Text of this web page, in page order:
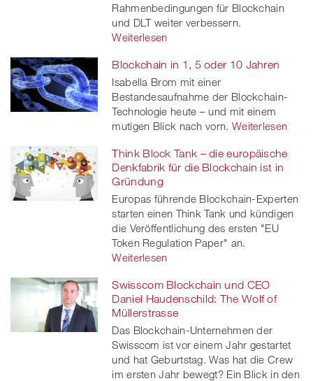
Rahmenbedingungen für Blockchain
und DLT weiter verbessern.
Weiterlesen
Blockchain in 1, 5 oder 10 Jahren
Isabella Brom mit einer
Bestandesaufnahme der Blockchain-
Technologie heute – und mit einem
mutigen Blick nach vorn. Weiterlesen
Think Block Tank – die europäische
Denkfabrik für die Blockchain ist in
Gründung
Europas führende Blockchain-Experten
starten einen Think Tank und kündigen
die Veröffentlichung des ersten "EU
Token Regulation Paper" an.
Weiterlesen
Swisscom Blockchain und CEO
Daniel Haudenschild: The Wolf of
Müllerstrasse
Das Blockchain-Unternehmen der
Swisscom ist vor einem Jahr gestartet
und hat Geburtstag. Was hat die Crew
im ersten Jahr bewegt? Ein Blick in den